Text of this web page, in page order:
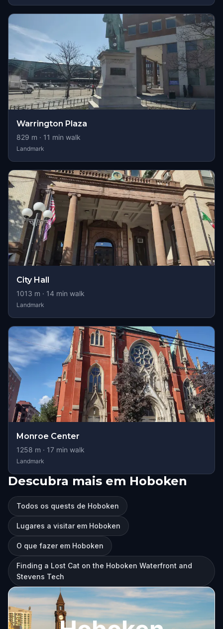
Warrington Plaza
829 m · 11 min walk
Landmark
City Hall
1013 m · 14 min walk
Landmark
Monroe Center
1258 m · 17 min walk
Landmark
Descubra mais em Hoboken
Todos os quests de Hoboken
Lugares a visitar em Hoboken
O que fazer em Hoboken
Finding a Lost Cat on the Hoboken Waterfront and
Stevens Tech